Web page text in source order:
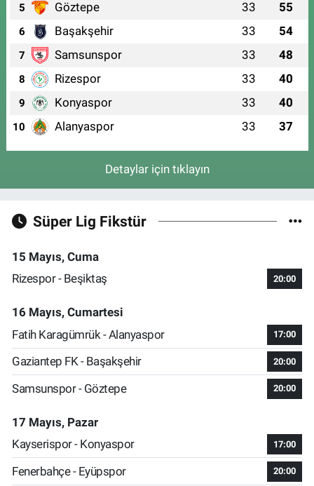
5 Göztepe 33 55
6 Başakşehir 33 54
7 Samsunspor 33 48
8 Rizespor 33 40
9 Konyaspor 33 40
10 Alanyaspor 33 37
Detaylar için tıklayın
Süper Lig Fikstür
15 Mayıs, Cuma
Rizespor - Beşiktaş
20:00
16 Mayıs, Cumartesi
Fatih Karagümrük - Alanyaspor
17:00
Gaziantep FK - Başakşehir 20:00
Samsunspor - Göztepe 20:00
17 Mayıs, Pazar
Kayserispor - Konyaspor
17:00
Fenerbahçe - Eyüpspor 20:00